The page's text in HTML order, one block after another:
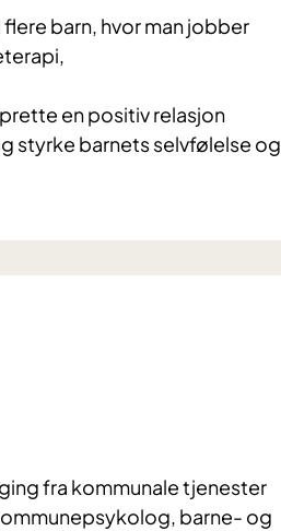
barn, hvor man jobber
en positiv relasjon
styrke barnets selvfølelse og
fra kommunale tjenester
barne- og